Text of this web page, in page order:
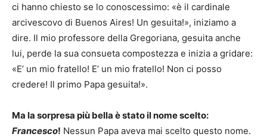
ci hanno chiesto se lo conoscessimo: «è il cardinale
arcivescovo di Buenos Aires! Un gesuita!», iniziamo a
dire. Il mio professore della Gregoriana, gesuita anche
lui, perde la sua consueta compostezza e inizia a gridare:
«E’ un mio fratello! E’ un mio fratello! Non ci posso
credere! Il primo Papa gesuita!».
Ma la sorpresa più bella è stato il nome scelto:
Francesco! Nessun Papa aveva mai scelto questo nome.